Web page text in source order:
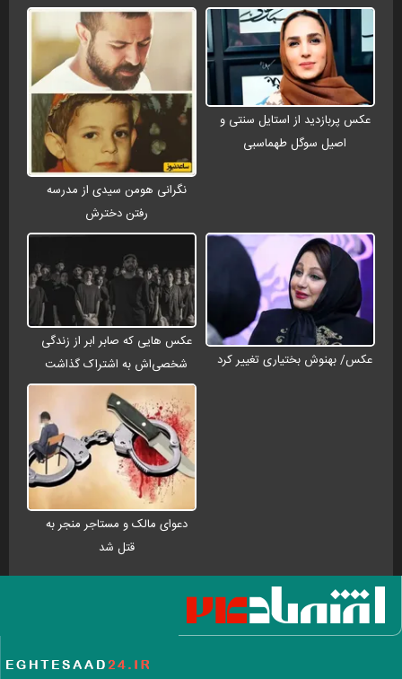
عکس پربازدید از استایل سنتی و
اصیل سوگل طهماسبی
نگرانی هومن سیدی از مدرسه
رفتن دخترش
عکس/ بهنوش بختیاری تغییر کرد
عکس هایی که صابر ابر از زندگی
شخصی‌اش به اشتراک گذاشت
دعوای مالک و مستاجر منجر به
قتل شد